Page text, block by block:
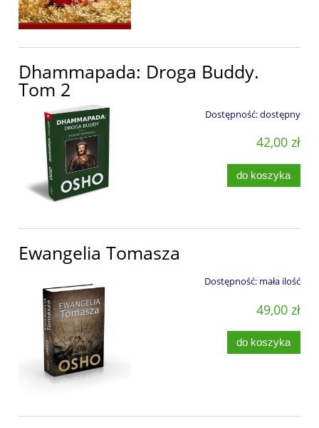
Dhammapada: Droga Buddy.
Tom 2
Dostępność:dostępny
42,00 zł
do koszyka
Ewangelia Tomasza
Dostępność: mała ilość
49,00 zł
do koszyka